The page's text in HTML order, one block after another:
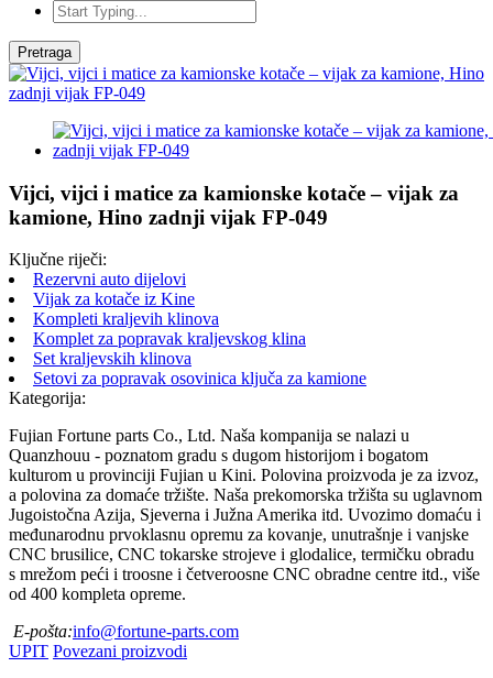
Pretraga
Vijci, vijci i matice za kamionske kotače – vijak za
kamione, Hino zadnji vijak FP-049
Ključne riječi:
Rezervni auto dijelovi
Vijak za kotače iz Kine
Kompleti kraljevih klinova
Komplet za popravak kraljevskog klina
Set kraljevskih klinova
Setovi za popravak osovinica ključa za kamione
Kategorija:
Fujian Fortune parts Co., Ltd. Naša kompanija se nalazi u
Quanzhouu - poznatom gradu s dugom historijom i bogatom
kulturom u provinciji Fujian u Kini. Polovina proizvoda je za izvoz,
a polovina za domaće tržište. Naša prekomorska tržišta su uglavnom
Jugoistočna Azija, Sjeverna i Južna Amerika itd. Uvozimo domaću i
međunarodnu prvoklasnu opremu za kovanje, unutrašnje i vanjske
CNC brusilice, CNC tokarske strojeve i glodalice, termičku obradu
s mrežom peći i troosne i četveroosne CNC obradne centre itd., više
od 400 kompleta opreme.
E-pošta:info@fortune-parts.com
UPIT Povezani proizvodi